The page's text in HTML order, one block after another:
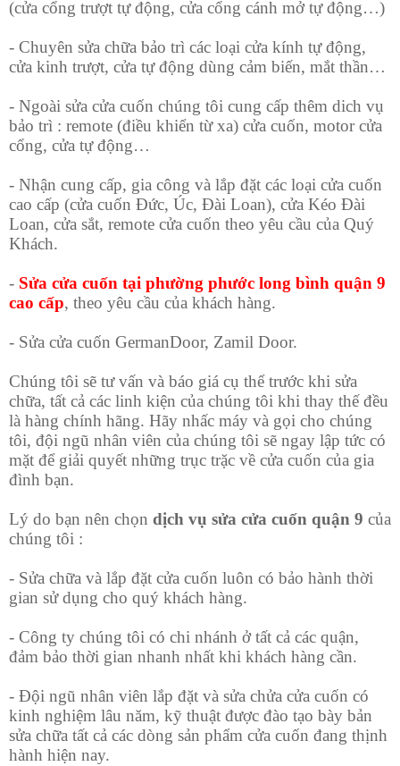
(cửa cổng trượt tự động, cửa cổng cánh mở tự động…)
- Chuyên sửa chữa bảo trì các loại cửa kính tự động,
cửa kinh trượt, cửa tự động dùng cảm biến, mắt thần…
- Ngoài sửa cửa cuốn chúng tôi cung cấp thêm dich vụ
bảo trì : remote (điều khiển từ xa) cửa cuốn, motor cửa
cổng, cửa tự động…
- Nhận cung cấp, gia công và lắp đặt các loại cửa cuốn
cao cấp (cửa cuốn Đức, Úc, Đài Loan), cửa Kéo Đài
Loan, cửa sắt, remote cửa cuốn theo yêu cầu của Quý
Khách.
- Sửa cửa cuốn tại phường phước long bình quận 9
cao cấp, theo yêu cầu của khách hàng.
- Sửa cửa cuốn GermanDoor, Zamil Door.
Chúng tôi sẽ tư vấn và báo giá cụ thể trước khi sửa
chữa, tất cả các linh kiện của chúng tôi khi thay thế đều
là hàng chính hãng. Hãy nhấc máy và gọi cho chúng
tôi, đội ngũ nhân viên của chúng tôi sẽ ngay lập tức có
mặt để giải quyết những trục trặc về cửa cuốn của gia
đình bạn.
Lý do bạn nên chọn dịch vụ sửa cửa cuốn quận 9 của
chúng tôi :
- Sửa chữa và lắp đặt cửa cuốn luôn có bảo hành thời
gian sử dụng cho quý khách hàng.
- Công ty chúng tôi có chi nhánh ở tất cả các quận,
đảm bảo thời gian nhanh nhất khi khách hàng cần.
- Đội ngũ nhân viên lắp đặt và sửa chửa cửa cuốn có
kinh nghiệm lâu năm, kỹ thuật được đào tạo bày bản
sửa chữa tất cả các dòng sản phẩm cửa cuốn đang thịnh
hành hiện nay.